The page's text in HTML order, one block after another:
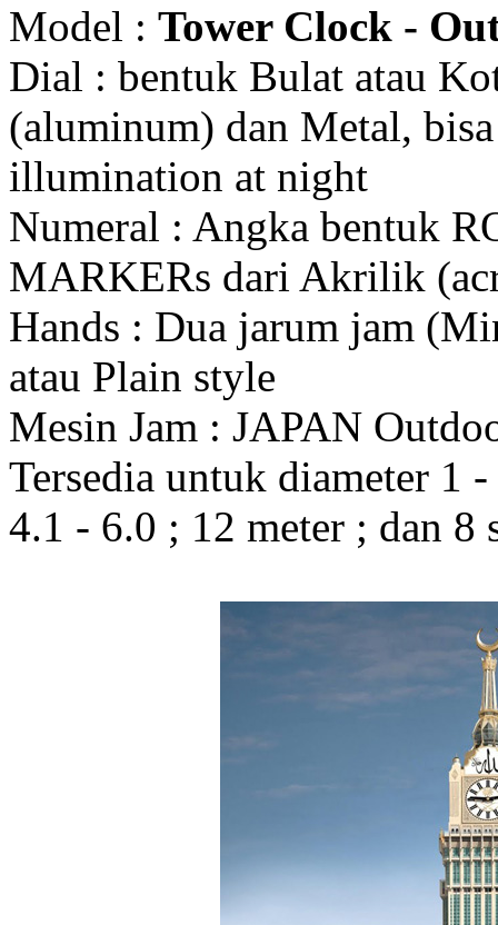
Model : Tower Clock -
Dial : bentuk Bulat atau
(aluminum) dan Metal,
illumination at night
Numeral : Angka bentuk
MARKERs dari Akrilik
Hands : Dua jarum jam
atau Plain style
Mesin Jam : JAPAN
Tersedia untuk diameter 1
4.1 - 6.0 ; 12 meter ; dan 8